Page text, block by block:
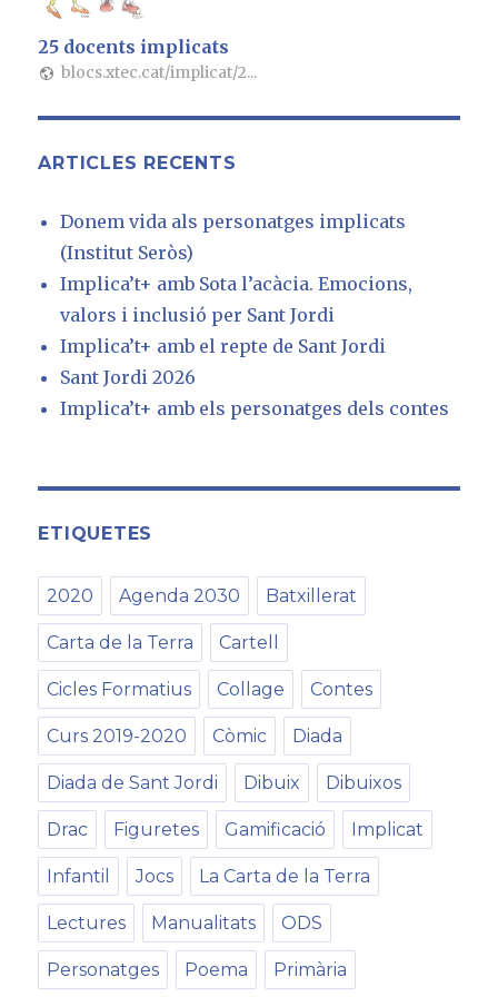
25 docents implicats
blocs.xtec.cat/implicat/2...
ARTICLES RECENTS
Donem vida als personatges implicats
(Institut Seròs)
Implica’t+ amb Sota l’acàcia. Emocions,
valors i inclusió per Sant Jordi
Implica’t+ amb el repte de Sant Jordi
Sant Jordi 2026
Implica’t+ amb els personatges dels contes
ETIQUETES
2020 Agenda 2030 Batxillerat
Carta de la Terra Cartell
Cicles Formatius Collage Contes
Curs 2019-2020 Còmic Diada
Diada de Sant Jordi Dibuix Dibuixos
Drac Figuretes Gamificació Implicat
Infantil Jocs La Carta de la Terra
Lectures Manualitats ODS
Personatges Poema Primària